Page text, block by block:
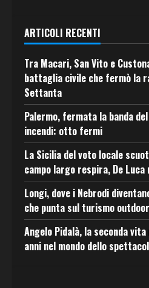
ARTICOLI RECENTI
Tra Macari, San Vito e
battaglia civile che fermò la
Settanta
Palermo, fermata la banda
incendi: otto fermi
La Sicilia del voto locale
campo largo respira, De
Longi, dove i Nebrodi
che punta sul turismo outdoor
Angelo Pidalà, la seconda
anni nel mondo dello